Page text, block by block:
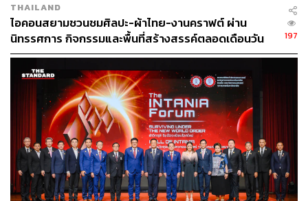
โดยทุ่มงบประมาณ 500 ล้านบาท เตรียมแผนการตลาดจัด
กิจกรรมมหาปรากฏการณ์สุดยิ่งใหญ่ตลอดปี ทั้ง World
Class Event โปรโมชันเร้าใจ และกิจกรรมบันเทิงมากมาย
โดยจะนำซอฟต์พาวเวอร์ของไทยมาเป็นแม่เหล็กดึงดูดให้นัก
ท่องเที่ยวทั่วโลกมาเยี่ยมชม ขณะเดียวกันจะเรียนเชิญศิลปิน
ต่างชาติที่มีชื่อเสียงระดับโลกมาร่วมแสดงผลงานกับศิลปิน
ไทยในหลากหลายมิติมากขึ้น
ล่าสุดได้รับการตอบรับจากศิลปินระดับอินเตอร์ที่เดินทางมา
ร่วมฉลองครบรอบ 5 ปีกับไอคอนสยามเมื่อวันที่ 9
พฤศจิกายนที่ผ่านมา ได้แก่ อีจุนโฮ พระเอกจากซีรีส์ดัง
King
the Landเมมเบอร์บอยแบนด์สุดฮอตวง 2PM และ มาร์ค ต้วน
THAILAND
ไอคอนสยามชวนชมศิลปะ-ผ้าไทย-งานคราฟต์ ผ่าน
นิทรรศการ กิจกรรมและพื้นที่สร้างสรรค์ตลอดเดือนวัน
แม่ [ADVERTORIAL]
197